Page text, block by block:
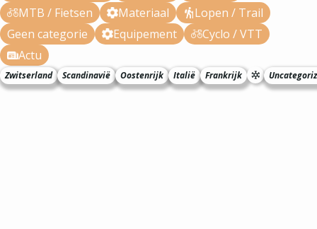
MTB / Fietsen
Materiaal
Lopen / Trail
Geen categorie
Equipement
Cyclo / VTT
Actu
Zwitserland Scandinavië Oostenrijk Italië Frankrijk